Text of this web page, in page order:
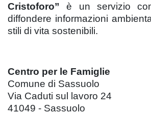
Cristoforo” è un servizio
diffondere informazioni
stili di vita sostenibili.
Centro per le Famiglie
Comune di Sassuolo
Via Caduti sul lavoro 24
41049 - Sassuolo